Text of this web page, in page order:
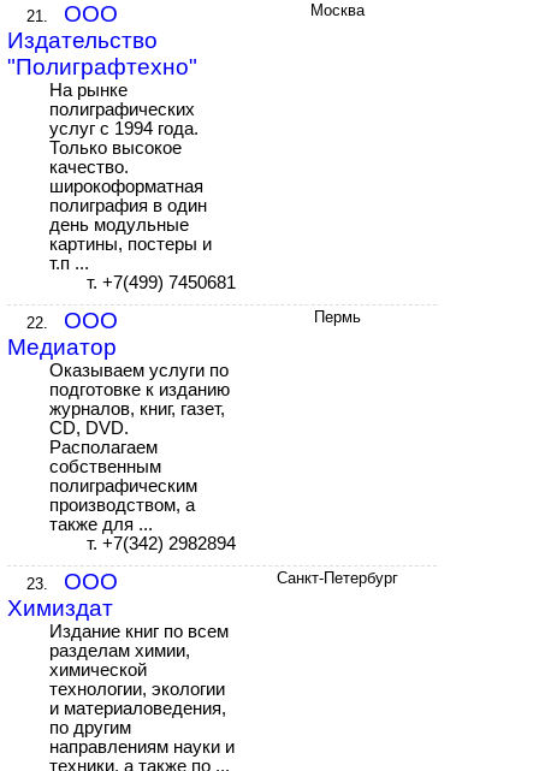
21.
ООО
Издательство
"Полиграфтехно"
На рынке
полиграфических
услуг с 1994 года.
Только высокое
качество.
широкоформатная
полиграфия в один
день модульные
картины, постеры и
т.п ...
т. +7(499) 7450681
Москва
22.
ООО
Медиатор
Оказываем услуги по
подготовке к изданию
журналов, книг, газет,
CD, DVD.
Располагаем
собственным
полиграфическим
производством, а
также для ...
т. +7(342) 2982894
Пермь
23.
ООО
Химиздат
Издание книг по всем
разделам химии,
химической
технологии, экологии
и материаловедения,
по другим
направлениям науки и
техники, а также по ...
Санкт-Петербург